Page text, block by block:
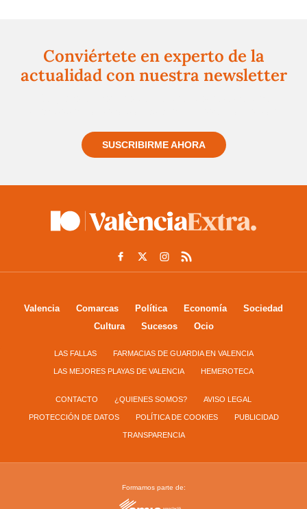
Conviértete en experto de la
actualidad con nuestra newsletter
SUSCRIBIRME AHORA
Valencia Comarcas Política Economía
Sociedad
Cultura
Sucesos Ocio
LAS FALLAS FARMACIAS DE GUARDIA EN VALENCIA
LAS MEJORES PLAYAS DE VALENCIA HEMEROTECA
CONTACTO ¿QUIENES SOMOS? AVISO LEGAL
PROTECCIÓN DE DATOS POLÍTICA DE COOKIES PUBLICIDAD
TRANSPARENCIA
Formamos parte de: